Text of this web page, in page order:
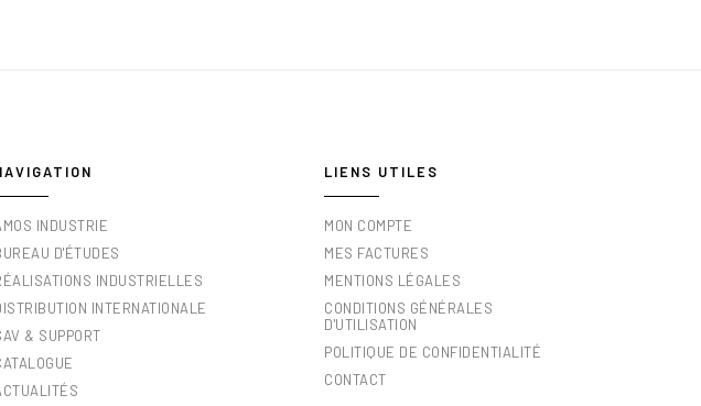
INDUSTRIE
D'ÉTUDES
INDUSTRIELLES
INTERNATIONALE
& SUPPORT
LIENS UTILES
MON COMPTE
MES FACTURES
MENTIONS LÉGALES
CONDITIONS GÉNÉRALES
D'UTILISATION
POLITIQUE DE CONFIDENTIALITÉ
CONTACT